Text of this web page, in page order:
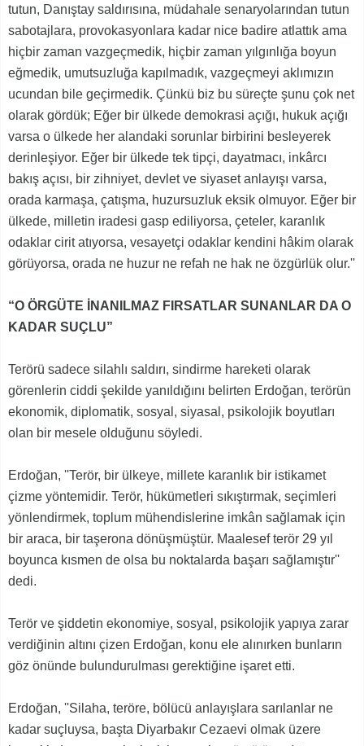
tutun, Danıştay saldırısına, müdahale senaryolarından tutun
sabotajlara, provokasyonlara kadar nice badire atlattık ama
hiçbir zaman vazgeçmedik, hiçbir zaman yılgınlığa boyun
eğmedik, umutsuzluğa kapılmadık, vazgeçmeyi aklımızın
ucundan bile geçirmedik. Çünkü biz bu süreçte şunu çok net
olarak gördük; Eğer bir ülkede demokrasi açığı, hukuk açığı
varsa o ülkede her alandaki sorunlar birbirini besleyerek
derinleşiyor. Eğer bir ülkede tek tipçi, dayatmacı, inkârcı
bakış açısı, bir zihniyet, devlet ve siyaset anlayışı varsa,
orada karmaşa, çatışma, huzursuzluk eksik olmuyor. Eğer bir
ülkede, milletin iradesi gasp ediliyorsa, çeteler, karanlık
odaklar cirit atıyorsa, vesayetçi odaklar kendini hâkim olarak
görüyorsa, orada ne huzur ne refah ne hak ne özgürlük olur.''
“O ÖRGÜTE İNANILMAZ FIRSATLAR SUNANLAR DA O
KADAR SUÇLU”
Terörü sadece silahlı saldırı, sindirme hareketi olarak
görenlerin ciddi şekilde yanıldığını belirten Erdoğan, terörün
ekonomik, diplomatik, sosyal, siyasal, psikolojik boyutları
olan bir mesele olduğunu söyledi.
Erdoğan, ''Terör, bir ülkeye, millete karanlık bir istikamet
çizme yöntemidir. Terör, hükümetleri sıkıştırmak, seçimleri
yönlendirmek, toplum mühendislerine imkân sağlamak için
bir araca, bir taşerona dönüşmüştür. Maalesef terör 29 yıl
boyunca kısmen de olsa bu noktalarda başarı sağlamıştır''
dedi.
Terör ve şiddetin ekonomiye, sosyal, psikolojik yapıya zarar
verdiğinin altını çizen Erdoğan, konu ele alınırken bunların
göz önünde bulundurulması gerektiğine işaret etti.
Erdoğan, ''Silaha, teröre, bölücü anlayışlara sarılanlar ne
kadar suçluysa, başta Diyarbakır Cezaevi olmak üzere